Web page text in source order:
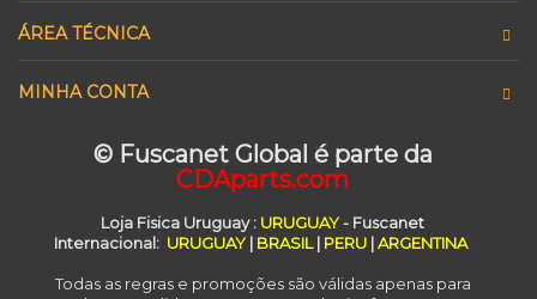
ÁREA TÉCNICA
MINHA CONTA
© Fuscanet Global é parte da
CDAparts.com
Loja Fisica Uruguay: URUGUAY- Fuscanet
Internacional: URUGUAY | BRASIL| PERU |ARGENTINA
Todas as regras e promoções são válidas apenas para